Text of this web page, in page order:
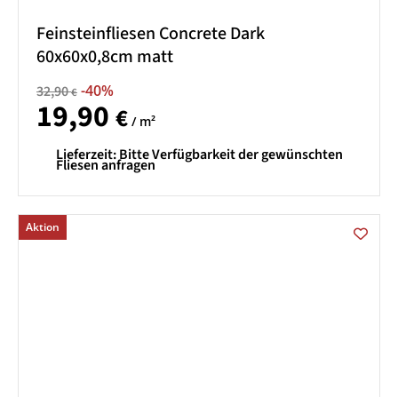
Feinsteinfliesen Concrete Dark
60x60x0,8cm matt
32,90€ -40%
19,90 € / m²
Lieferzeit:Bitte Verfügbarkeit der gewünschten
Fliesen anfragen
Aktion